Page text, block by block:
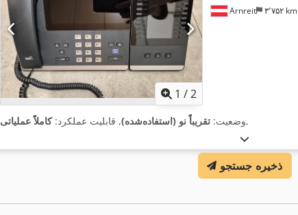
1 /2
Arnreit ۳٬۷۵۲ km
وضعیت: تقریباً نو (استفاده‌شده), قابلیت عملکرد:کاملاً عملیاتی ,
ذخیره جستجو